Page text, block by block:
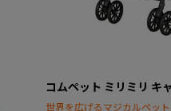
コムペット ミリミリ キ
世界を広げるマジカルペッ